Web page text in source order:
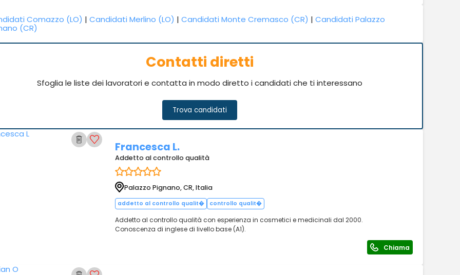
Comazzo (LO) | Candidati Merlino (LO) | Candidati Monte Cremasco (CR) | Candidati Palazzo
(CR)
Contatti diretti
Sfoglia le liste dei lavoratori e contatta in modo diretto i candidati che ti interessano
Trova candidati
Francesca L.
Addetto al controllo qualità
Palazzo Pignano, CR, Italia
addetto al controllo qualit� controllo qualit�
Addetto al controllo qualità con esperienza in cosmetici e medicinali dal 2000.
Conoscenza di inglese di livello base (A1).
Chiama